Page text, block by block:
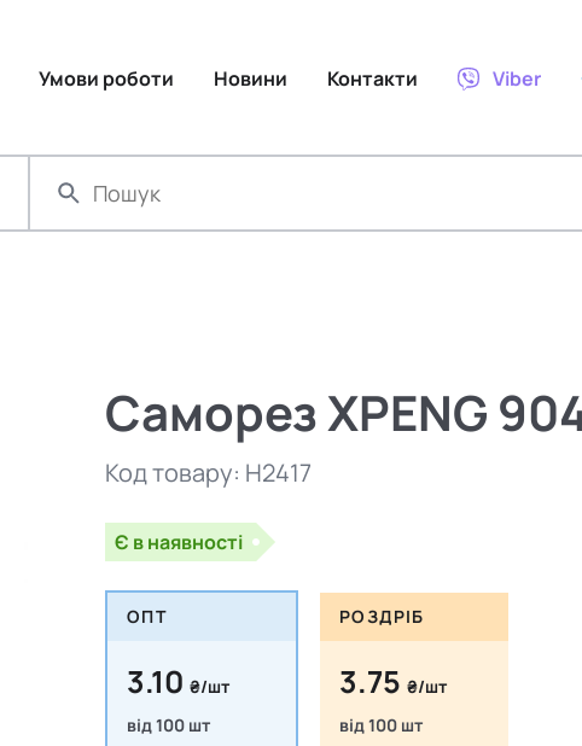
Умови роботи Новини Контакти Viber
Саморез XPENG
Код товару: H2417
Є в наявності
ОПТ
3.10₴/шт
від 100 шт
РОЗДРІБ
3.75₴/шт
від 100 шт